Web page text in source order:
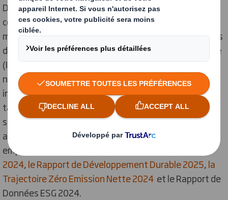
Deloitte a fourni une assurance limitée indépendante
conformément à la norme internationale pour les
missions d’assurance 3000 (ISAE 3000) et les missions
d’assurance sur les déclarations de gaz à effet de serre
(ISAE 3410) publiée par le Conseil international des
normes d’audit et d’assurance (IAASB) sur les
informations sélectionnées, identifiées par * dans le
tableau ci-dessus, et d’autres informations
sélectionnées relatives au carbone, à l’énergie, à l’eau,
aux déchets, à la production et à la diversité des
employés identifiées par * dans le
2024,le Rapport de Développement Durable 2025,la
Trajectoire Zéro Emission Nette 2024 et le Rapport de
Données ESG 2024.